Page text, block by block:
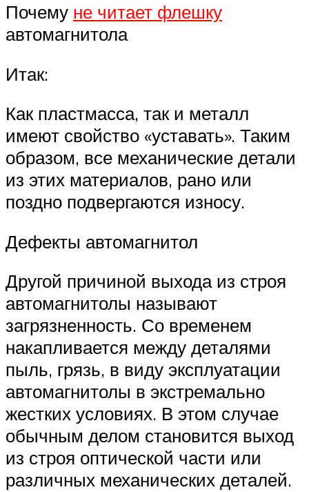
Почему не читает флешку
автомагнитола
Итак:
Как пластмасса, так и металл
имеют свойство «уставать». Таким
образом, все механические детали
из этих материалов, рано или
поздно подвергаются износу.
Дефекты автомагнитол
Другой причиной выхода из строя
автомагнитолы называют
загрязненность. Со временем
накапливается между деталями
пыль, грязь, в виду эксплуатации
автомагнитолы в экстремально
жестких условиях. В этом случае
обычным делом становится выход
из строя оптической части или
различных механических деталей.